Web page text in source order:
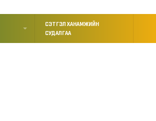
СЭТГЭЛ ХАНАМЖИЙН
СУДАЛГАА